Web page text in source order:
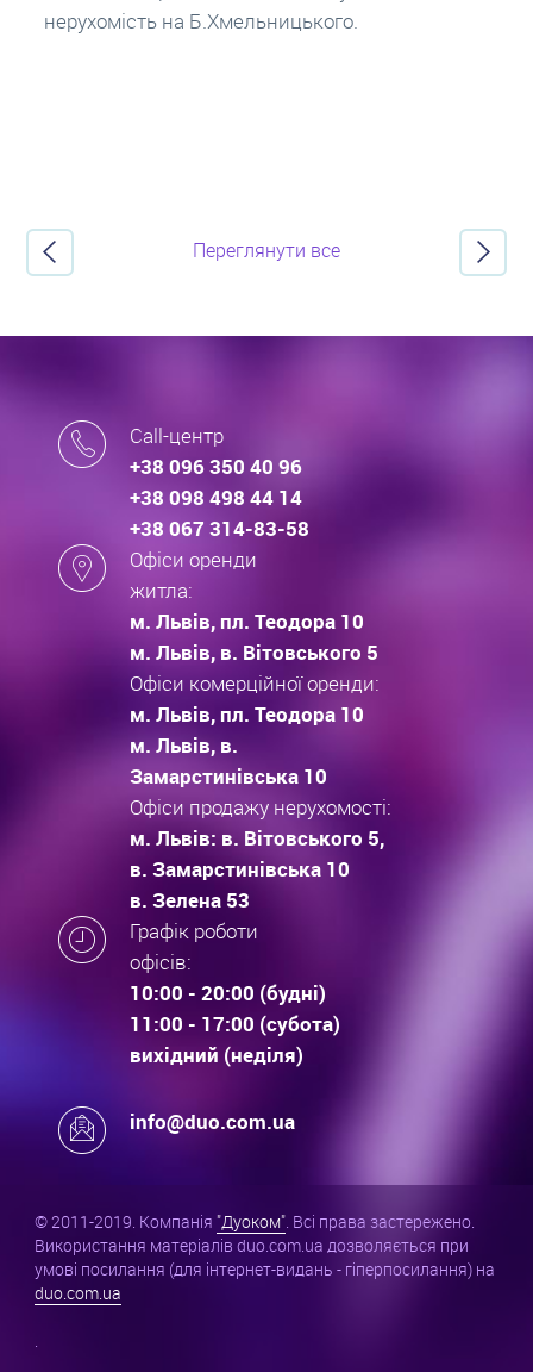
про іпотечні кредити.
Переглянути все
Call-центр
+38 096 350 40 96
+38 098 498 44 14
+38 067 314-83-58
Офіси оренди
житла:
м. Львів, пл. Теодора 10
м. Львів, в. Вітовського 5
Офіси комерційної оренди:
м. Львів, пл. Теодора 10
м. Львів, в.
Замарстинівська 10
Офіси продажу нерухомості:
м. Львів: в. Вітовського 5,
в. Замарстинівська 10
в. Зелена 53
Графік роботи
офісів:
10:00 - 20:00 (будні)
11:00 - 17:00 (субота)
вихідний (неділя)
info@duo.com.ua
© 2011-2019. Компанія "Дуоком". Всі права застережено.
Використання матеріалів duo.com.ua дозволяється при
умові посилання (для інтернет-видань - гіперпосилання) на
duo.com.ua
.